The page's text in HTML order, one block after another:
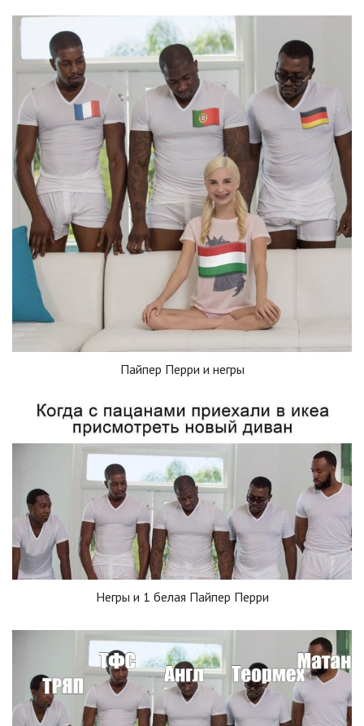
Пайпер Перри и негры
Негры и 1 белая Пайпер Перри